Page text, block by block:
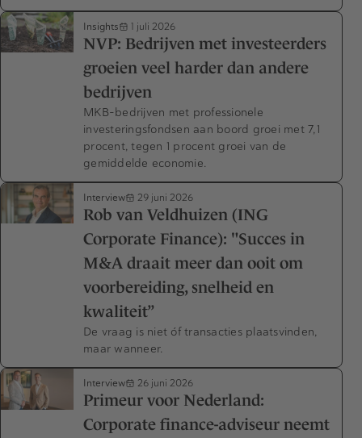
Insights 1 juli 2026
NVP: Bedrijven met investeerders
groeien veel harder dan andere
bedrijven
MKB-bedrijven met professionele
investeringsfondsen aan boord groei met 7,1
procent, tegen 1 procent groei van de
gemiddelde economie.
Interview 29 juni 2026
Rob van Veldhuizen (ING
Corporate Finance): "Succes in
M&A draait meer dan ooit om
voorbereiding, snelheid en
kwaliteit”
De vraag is niet óf transacties plaatsvinden,
maar wanneer.
Interview 26 juni 2026
Primeur voor Nederland:
Corporate finance-adviseur neemt